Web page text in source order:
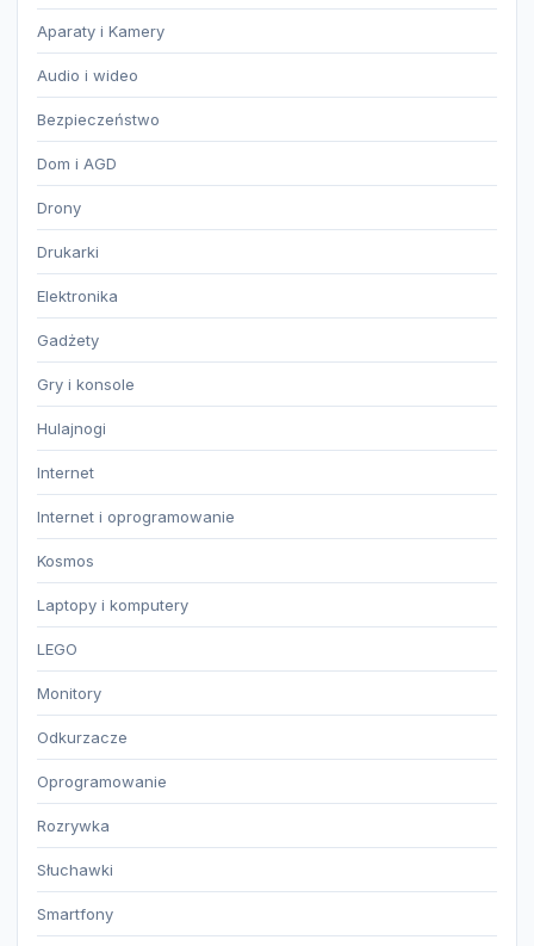
Aparaty i Kamery
Audio i wideo
Bezpieczeństwo
Dom i AGD
Drony
Drukarki
Elektronika
Gadżety
Gry i konsole
Hulajnogi
Internet
Internet i oprogramowanie
Kosmos
Laptopy i komputery
LEGO
Monitory
Odkurzacze
Oprogramowanie
Rozrywka
Słuchawki
Smartfony